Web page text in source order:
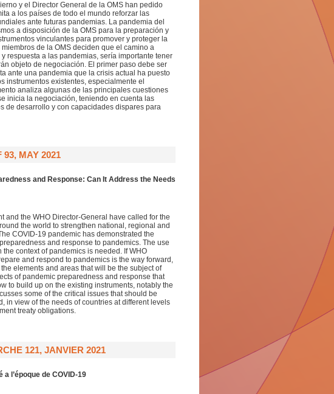
y el Director General de la OMS han pedido
a los países de todo el mundo reforzar las
ante futuras pandemias. La pandemia del
a disposición de la OMS para la preparación y
vinculantes para promover y proteger la
de la OMS deciden que el camino a
respuesta a las pandemias, sería importante tener
objeto de negociación. El primer paso debe ser
ante una pandemia que la crisis actual ha puesto
instrumentos existentes, especialmente el
analiza algunas de las principales cuestiones
inicia la negociación, teniendo en cuenta las
de desarrollo y con capacidades dispares para
93, MAY 2021
and Response: Can It Address the Needs
and the WHO Director-General have called for the
the world to strengthen national, regional and
COVID-19 pandemic has demonstrated the
and response to pandemics. The use
context of pandemics is needed. If WHO
and respond to pandemics is the way forward,
elements and areas that will be the subject of
of pandemic preparedness and response that
to build up on the existing instruments, notably the
some of the critical issues that should be
in view of the needs of countries at different levels
treaty obligations.
121, JANVIER 2021
l’époque de COVID-19